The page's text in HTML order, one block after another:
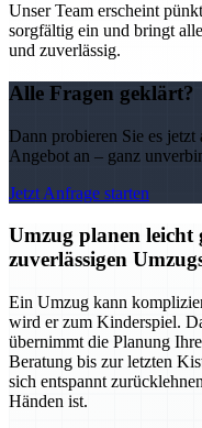
Unser Team erscheint
sorgfältig ein und bringt
und zuverlässig.
Alle Fragen geklärt?
Dann probieren Sie es
Angebot an – ganz
Jetzt Anfrage starten
Umzug planen leicht
zuverlässigen
Ein Umzug kann
wird er zum Kinderspiel.
übernimmt die Planung
Beratung bis zur letzten
sich entspannt
Händen ist.